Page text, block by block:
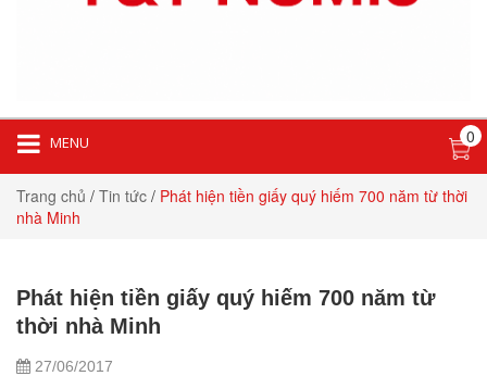
MENU 0
Trang chủ / Tin tức / Phát hiện tiền giấy quý hiếm 700 năm từ thời
nhà Minh
Phát hiện tiền giấy quý hiếm 700 năm từ
thời nhà Minh
27/06/2017